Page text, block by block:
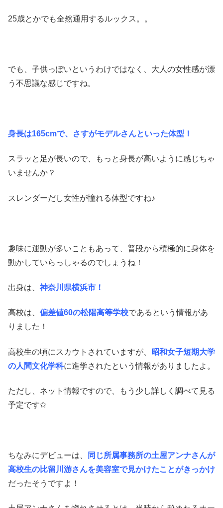
25歳とかでも全然通用するルックス。。
でも、子供っぽいというわけではなく、大人の女性感が漂
う不思議な感じですね。
身長は165cmで、さすがモデルさんといった体型！
スラッと足が長いので、もっと身長が高いように感じちゃ
いませんか？
スレンダーだし女性が憧れる体型ですね♪
趣味に運動が多いこともあって、普段から積極的に身体を
動かしていらっしゃるのでしょうね！
出身は、 神奈川県横浜市！
高校は、 偏差値60の松陽高等学校であるという情報があ
りました！
高校生の頃にスカウトされていますが、
昭和女子短期大学
の人間文化学科に進学されたという情報がありましたよ。
ただし、ネット情報ですので、もう少し詳しく調べて見る
予定です✩
ちなみにデビューは、
同じ所属事務所の土屋アンナさんが
高校生の比留川游さんを美容室で見かけたことがきっかけ
だったそうですよ！